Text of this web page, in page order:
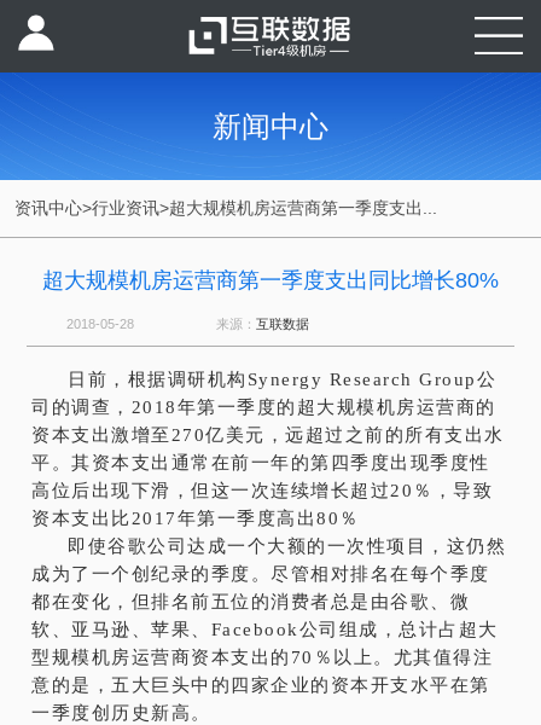
新闻中心
资讯中心>行业资讯>超大规模机房运营商第一季度支出...
超大规模机房运营商第一季度支出同比增长80%
2018-05-28 来源： 互联数据
日前，根据调研机构Synergy Research Group公
司的调查，2018年第一季度的超大规模机房运营商的
资本支出激增至270亿美元，远超过之前的所有支出水
平。其资本支出通常在前一年的第四季度出现季度性
高位后出现下滑，但这一次连续增长超过20％，导致
资本支出比2017年第一季度高出80％
即使谷歌公司达成一个大额的一次性项目，这仍然
成为了一个创纪录的季度。尽管相对排名在每个季度
都在变化，但排名前五位的消费者总是由谷歌、微
软、亚马逊、苹果、Facebook公司组成，总计占超大
型规模机房运营商资本支出的70％以上。尤其值得注
意的是，五大巨头中的四家企业的资本开支水平在第
一季度创历史新高。